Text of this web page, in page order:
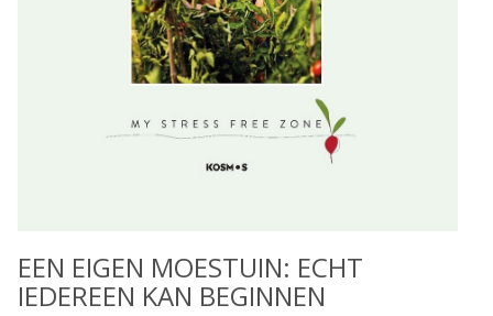
EEN EIGEN MOESTUIN: ECHT
IEDEREEN KAN BEGINNEN